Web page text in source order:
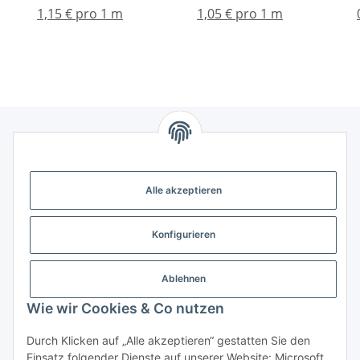
Alle akzeptieren
Konfigurieren
Ablehnen
Wie wir Cookies & Co nutzen
Durch Klicken auf „Alle akzeptieren“ gestatten Sie den
Einsatz folgender Dienste auf unserer Website: Microsoft
1,15 € pro 1 m 1,05 € pro 1 m
Gesetzliche Informationen
Weitere Informationen
Support - Hilfe
Modellbau Großhandel